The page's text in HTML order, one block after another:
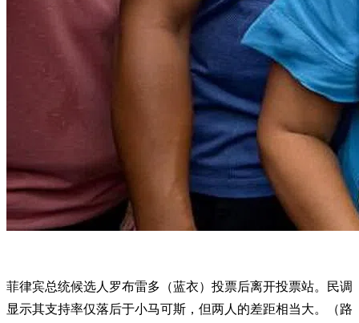
菲律宾总统候选人罗布雷多（蓝衣）投票后离开投票站。民调
显示其支持率仅落后于小马可斯，但两人的差距相当大。（路